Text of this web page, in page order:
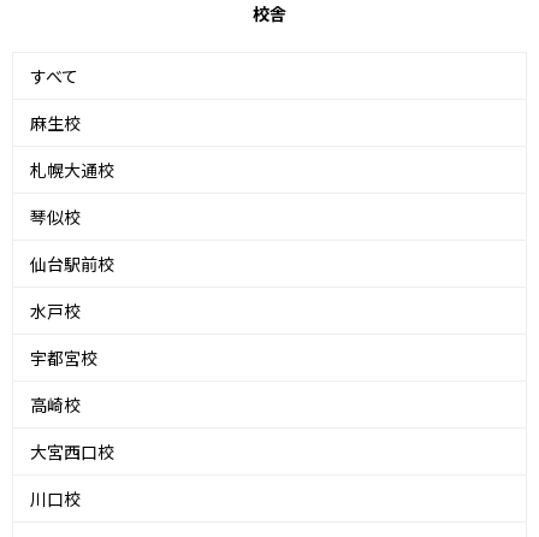
校舎
すべて
麻生校
札幌大通校
琴似校
仙台駅前校
水戸校
宇都宮校
高崎校
大宮西口校
川口校